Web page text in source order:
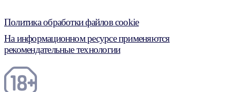
Политика обработки файлов cookie
На информационном ресурсе применяются
рекомендательные технологии